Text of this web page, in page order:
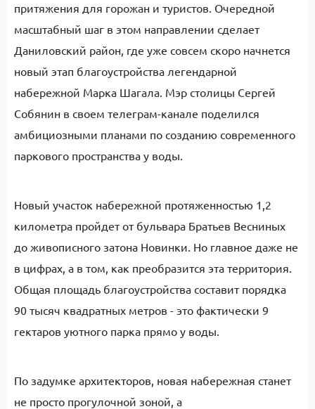
притяжения для горожан и туристов. Очередной
масштабный шаг в этом направлении сделает
Даниловский район, где уже совсем скоро начнется
новый этап благоустройства легендарной
набережной Марка Шагала. Мэр столицы Сергей
Собянин в своем телеграм-канале поделился
амбициозными планами по созданию современного
паркового пространства у воды.
Новый участок набережной протяженностью 1,2
километра пройдет от бульвара Братьев Весниных
до живописного затона Новинки. Но главное даже не
в цифрах, а в том, как преобразится эта территория.
Общая площадь благоустройства составит порядка
90 тысяч квадратных метров - это фактически 9
гектаров уютного парка прямо у воды.
По задумке архитекторов, новая набережная станет
не просто прогулочной зоной, а